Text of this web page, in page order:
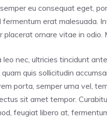
eu consequat eget,
erat malesuada.
placerat ornare vitae in
nec, ultricies tincidunt
quis sollicitudin
porta, semper urna vel,
sit amet tempor.
feugiat libero at,